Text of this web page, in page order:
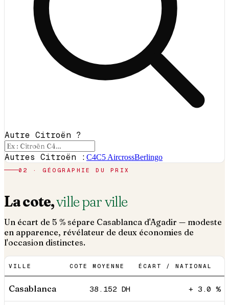
Autre Citroën ?
Autres Citroën : C4C5 AircrossBerlingo
02 · GÉOGRAPHIE DU PRIX
La cote,ville par ville
Un écart de 5 % sépare Casablanca d'Agadir — modeste
en apparence, révélateur de deux économies de
l'occasion distinctes.
VILLE COTE MOYENNE ÉCART / NATIONAL
Casablanca 38.152 DH + 3.0 %